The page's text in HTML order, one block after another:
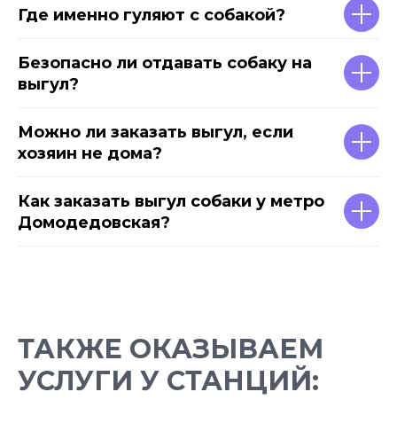
Где именно гуляют с собакой?
Безопасно ли отдавать собаку на
выгул?
Можно ли заказать выгул, если
хозяин не дома?
Как заказать выгул собаки у метро
Домодедовская?
ТАКЖЕ ОКАЗЫВАЕМ
УСЛУГИ У СТАНЦИЙ: